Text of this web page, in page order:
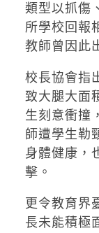
類型以抓傷
所學校回報
教師曾因此
校長協會指
致大腿大面
生刻意衝撞
師遭學生勒
身體健康，
擊。
更令教育界
長未能積極